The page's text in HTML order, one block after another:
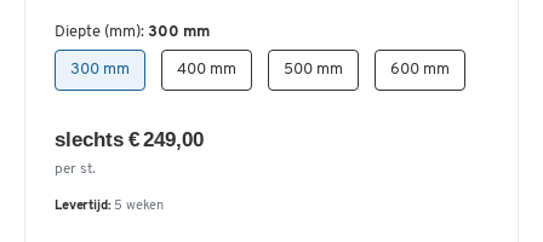
Diepte (mm): 300 mm
300 mm 400 mm 500 mm 600 mm
slechts € 249,00
per st.
Levertijd: 5 weken